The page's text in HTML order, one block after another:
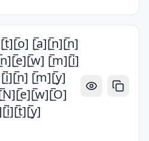
[̲̅a][̲̅n][̲̅n]
[̲̅m][̲̅i]
[̲̅m][̲̅y]